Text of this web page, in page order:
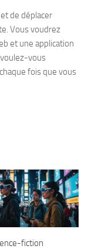
de déplacer
Vous voudrez
et une application
vous
fois que vous
fiction